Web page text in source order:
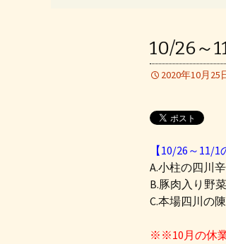
10/26～
2020年10月25
【10/26～11/
A.小柱の四川
B.豚肉入り野
C.本場四川の
※※10月の休